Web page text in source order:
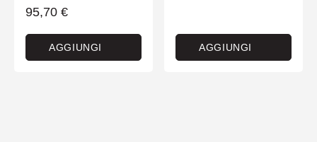
95,70 €
AGGIUNGI AGGIUNGI